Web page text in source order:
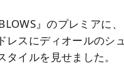
』のプレミアに、
レスにディオールのシ
イルを見せました。